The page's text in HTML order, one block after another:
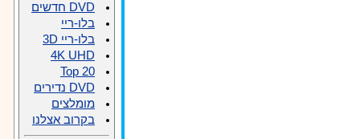
DVD חדשים
בלו-ריי
בלו-ריי 3D
4K UHD
Top 20
DVD נדירים
מומלצים
בקרוב אצלנו